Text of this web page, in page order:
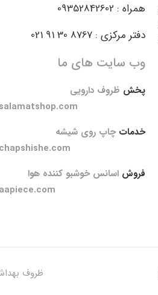
همراه : 09352842602
دفتر مرکزی : 8767 30 91 021
وب سایت های ما
پخش ظروف دارویی
salamatshop.com
خدمات چاپ روی شیشه
chapshishe.com
فروش اسانس خوشبو کننده هوا
aapiece.com
ظروف